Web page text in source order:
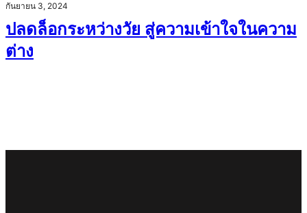
กันยายน 3, 2024
ปลดล็อกระหว่างวัย สู่ความเข้าใจในความ
ต่าง